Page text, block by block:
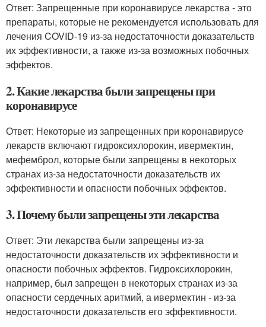
Ответ: Запрещенные при коронавирусе лекарства - это
препараты, которые не рекомендуется использовать для
лечения COVID-19 из-за недостаточности доказательств
их эффективности, а также из-за возможных побочных
эффектов.
2. Какие лекарства были запрещены при
коронавирусе
Ответ: Некоторые из запрещенных при коронавирусе
лекарств включают гидроксихлорокин, ивермектин,
мефемброл, которые были запрещены в некоторых
странах из-за недостаточности доказательств их
эффективности и опасности побочных эффектов.
3. Почему были запрещены эти лекарства
Ответ: Эти лекарства были запрещены из-за
недостаточности доказательств их эффективности и
опасности побочных эффектов. Гидроксихлорокин,
например, был запрещен в некоторых странах из-за
опасности сердечных аритмий, а ивермектин - из-за
недостаточности доказательств его эффективности.